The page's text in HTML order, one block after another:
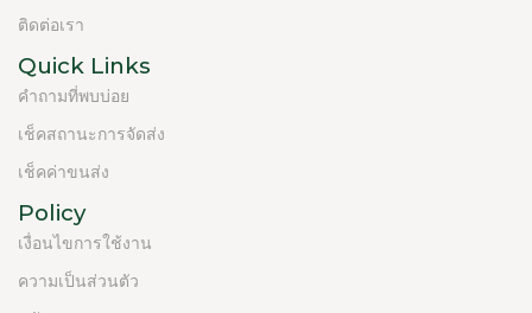
ติดต่อเรา
Quick Links
คำถามที่พบบ่อย
เช็คสถานะการจัดส่ง
เช็คค่าขนส่ง
Policy
เงื่อนไขการใช้งาน
ความเป็นส่วนตัว